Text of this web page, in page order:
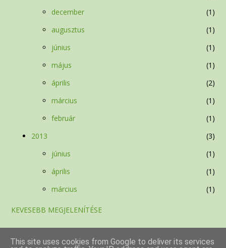
december
1
augusztus
1
június
1
május
1
április
2
március
1
február
1
2013
3
június
1
április
1
március
1
KEVESEBB MEGJELENÍTÉSE
This site uses cookies from Google to deliver its services